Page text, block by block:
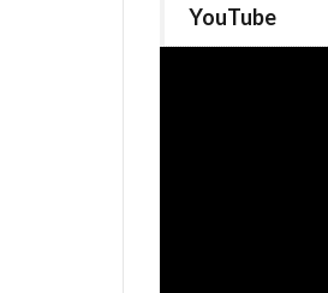
YouTube